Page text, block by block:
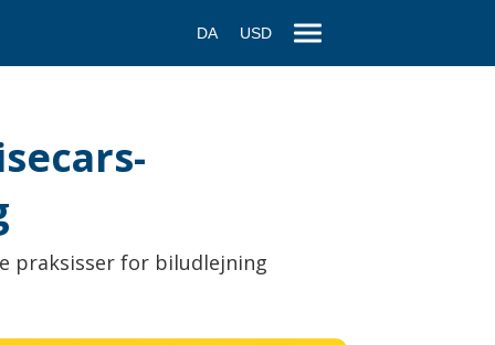
DA USD
praksisser for biludlejning